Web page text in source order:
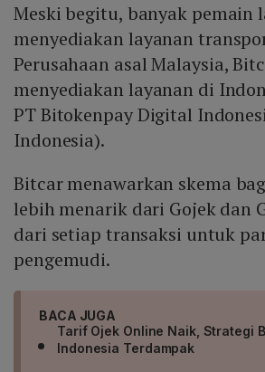
Meski begitu, banyak pemain
menyediakan layanan
Perusahaan asal Malaysia,
menyediakan layanan di
PT Bitokenpay Digital
Indonesia).
Bitcar menawarkan skema
lebih menarik dari Gojek dan
dari setiap transaksi untuk
pengemudi.
BACA JUGA
Tarif Ojek Online Naik, Strategi
Indonesia Terdampak